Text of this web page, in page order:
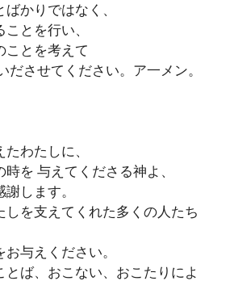
かりではなく、
とを行い、
ことを考えて
ださせてください。ア一メン。
わたしに、
を 与えてくださる神よ、
します。
しを支えてくれた多くの人たち
与えください。
とば、おこない、おこたりによ